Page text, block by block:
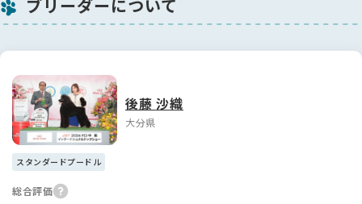
ブリーダーについて
後藤 沙織
大分県
スタンダードプードル
総合評価